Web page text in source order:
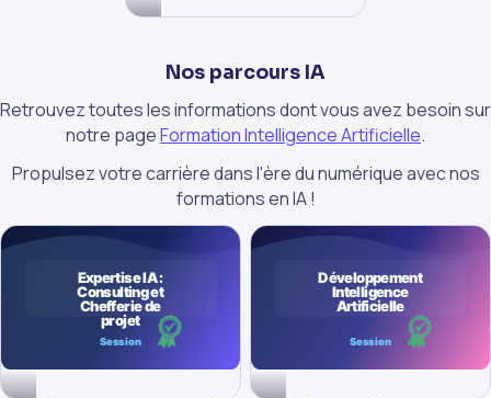
Nos parcours IA
Retrouvez toutes les informations dont vous avez besoin sur
notre pageFormation Intelligence Artificielle.
Propulsez votre carrière dans l'ère du numérique avec nos
formations en IA !